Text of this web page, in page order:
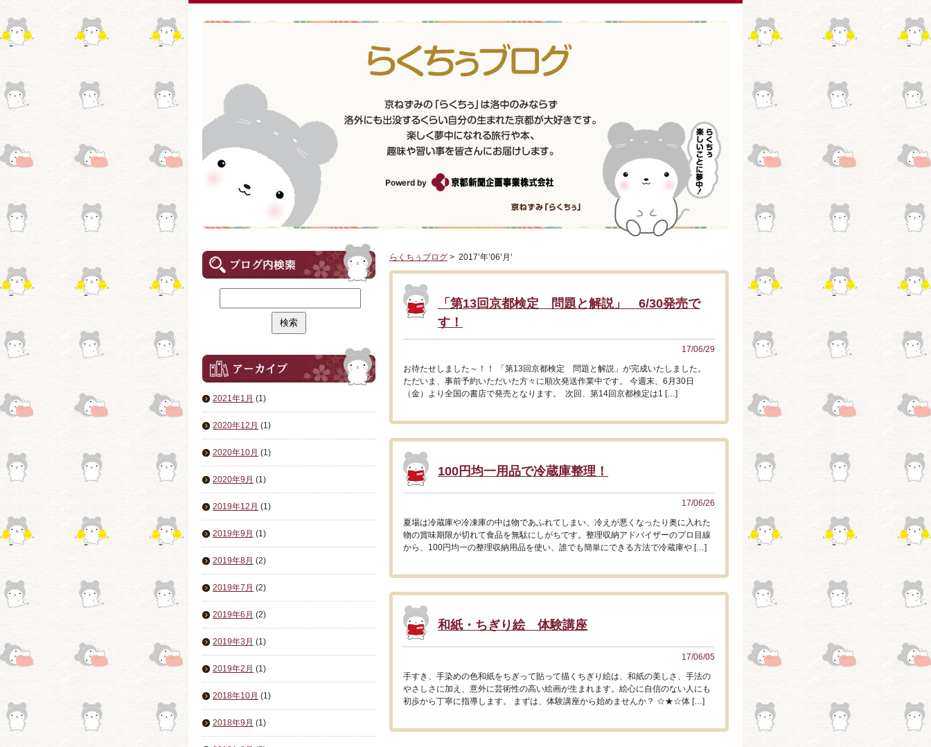
2021年1月 (1)
2020年12月 (1)
2020年10月 (1)
2020年9月 (1)
2019年12月 (1)
2019年9月 (1)
2019年8月 (2)
2019年7月 (2)
2019年6月 (2)
2019年3月 (1)
2019年2月 (1)
2018年10月 (1)
2018年9月 (1)
らくちぅブログ > 2017’年’06’月’
「第13回京都検定 問題と解説」 6/30発売で
す！
17/06/29
お待たせしました～！！ 「第13回京都検定 問題と解説」が完成いたしました。
ただいま、事前予約いただいた方々に順次発送作業中です。 今週末、6月30日
（金）より全国の書店で発売となります。 次回、第14回京都検定は1 […]
100円均一用品で冷蔵庫整理！
17/06/26
夏場は冷蔵庫や冷凍庫の中は物であふれてしまい、冷えが悪くなったり奥に入れた
物の賞味期限が切れて食品を無駄にしがちです。整理収納アドバイザーのプロ目線
から、100円均一の整理収納用品を使い、誰でも簡単にできる方法で冷蔵庫や […]
和紙・ちぎり絵 体験講座
17/06/05
手すき、手染めの色和紙をちぎって貼って描くちぎり絵は、和紙の美しさ、手法の
やさしさに加え、意外に芸術性の高い絵画が生まれます。絵心に自信のない人にも
初歩から丁寧に指導します。 まずは、体験講座から始めませんか？ ☆★☆体 […]